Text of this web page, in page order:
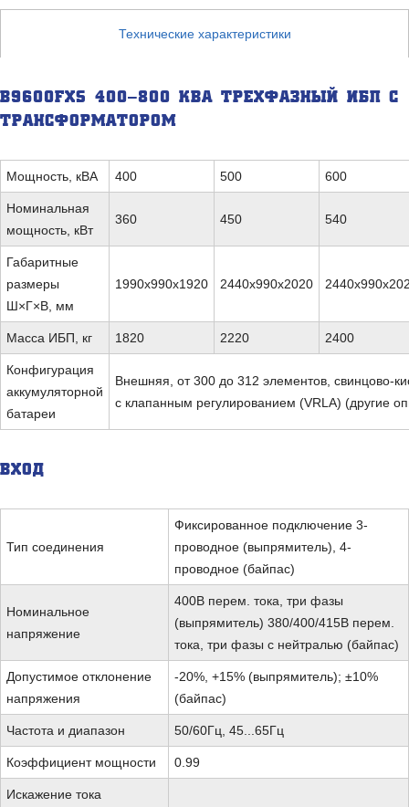
Технические характеристики
B9600FXS 400–800 КВА ТРЕХФАЗНЫЙ ИБП С
ТРАНСФОРМАТОРОМ
Мощность, кВА 400 500 600
Номинальная
мощность, кВт
360 450 540
Габаритные
размеры
Ш×Г×В, мм
1990x990x1920 2440x990x2020
Масса ИБП, кг 1820 2220 2400
Конфигурация
аккумуляторной
батареи
Внешняя, от 300 до 312 элементов, свинцово-
с клапанным регулированием (VRLA) (другие
ВХОД
Тип соединения
Фиксированное подключение 3-
проводное (выпрямитель), 4-
проводное (байпас)
Номинальное
напряжение
400В перем. тока, три фазы
(выпрямитель) 380/400/415В перем.
тока, три фазы с нейтралью (байпас)
Допустимое отклонение
напряжения
-20%, +15% (выпрямитель); ±10%
(байпас)
Частота и диапазон 50/60Гц, 45...65Гц
Коэффициент мощности 0.99
Искажение тока